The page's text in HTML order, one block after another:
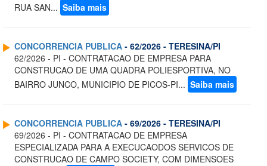
RUA SAN... Saiba mais
CONCORRENCIA PUBLICA - 62/2026 - TERESINA/PI
62/2026 - PI - CONTRATACAO DE EMPRESA PARA
CONSTRUCAO DE UMA QUADRA POLIESPORTIVA, NO
BAIRRO JUNCO, MUNICIPIO DE PICOS-PI... Saiba mais
CONCORRENCIA PUBLICA - 69/2026 - TERESINA/PI
69/2026 - PI - CONTRATACAO DE EMPRESA
ESPECIALIZADA PARA A EXECUCAODOS SERVICOS DE
CONSTRUCAO DE CAMPO SOCIETY, COM DIMENSOES